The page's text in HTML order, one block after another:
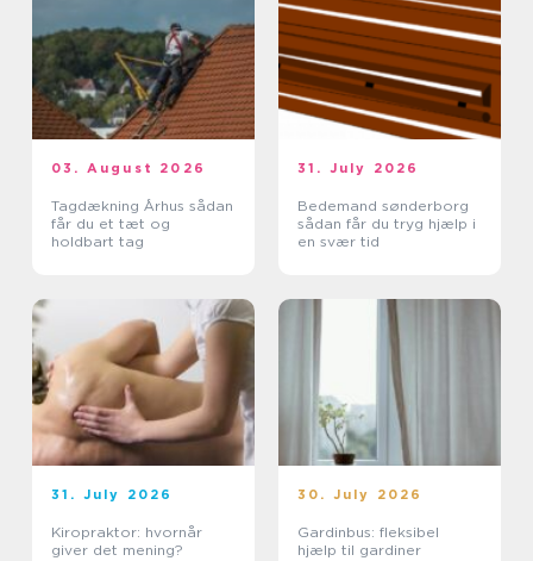
03. August 2026
Tagdækning Århus sådan
får du et tæt og
holdbart tag
31. July 2026
Bedemand sønderborg
sådan får du tryg hjælp i
en svær tid
31. July 2026
Kiropraktor: hvornår
giver det mening?
30. July 2026
Gardinbus: fleksibel
hjælp til gardiner